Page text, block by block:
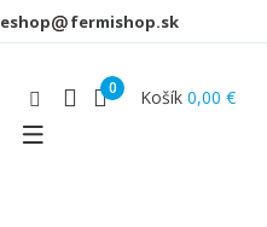
eshop fermishop.sk
0 Košík 0,00 €